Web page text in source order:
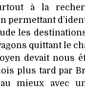
à la
permettant
les
quittant le
devait nous
plus tard par
mieux avec